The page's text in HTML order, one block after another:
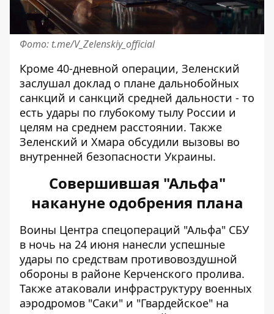
Фото: t.me/V_Zelenskiy_official
Кроме 40-дневной операции, Зеленский
заслушал доклад о плане дальнобойных
санкций и санкций средней дальности - то
есть удары по глубокому тылу России и
целям на среднем расстоянии. Также
Зеленский и Хмара обсудили вызовы во
внутренней безопасности Украины.
Совершившая "Альфа"
накануне одобрения плана
Воины Центра спецопераций "Альфа" СБУ
в ночь на 24 июня нанесли успешные
удары по средствам противовоздушной
обороны в районе Керченского пролива.
Также атаковали инфраструктуру военных
аэродромов "Саки" и "Гвардейское" на